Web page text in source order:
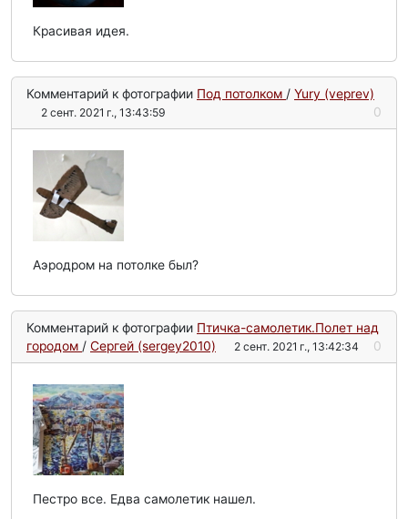
Красивая идея.
Комментарий к фотографии Под потолком / Yury (veprev)
2 сент. 2021 г., 13:43:59 0
Аэродром на потолке был?
Комментарий к фотографии Птичка-самолетик.Полет над
городом / Сергей (sergey2010) 2 сент. 2021 г., 13:42:34 0
Пестро все. Едва самолетик нашел.